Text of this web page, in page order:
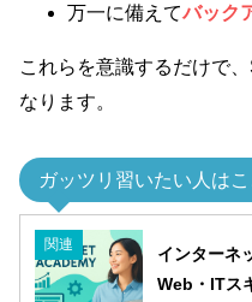
万一に備えてバック
これらを意識するだけで
なります。
ガッツリ習いたい人はこ
関連
インターネ
Web・ITス